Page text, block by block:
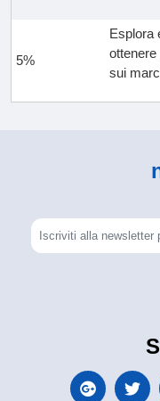
5%
Esplora
ottenere
sui